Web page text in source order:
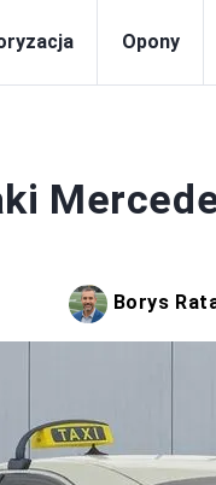
Opony
Borys